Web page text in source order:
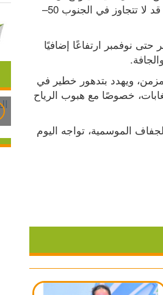
تتراجع كمية الهطول في الشمال والوسط إلى نحو 70–80% من المعدل، بينما قد لا تتجاوز في الجنوب 50–